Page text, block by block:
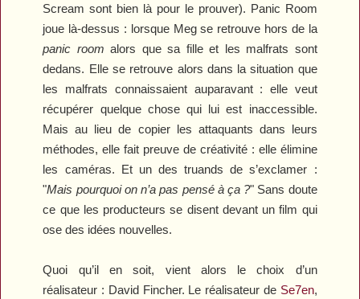
Scream sont bien là pour le prouver). Panic Room
joue là-dessus : lorsque Meg se retrouve hors de la
panic roomalors que sa fille et les malfrats sont
dedans. Elle se retrouve alors dans la situation que
les malfrats connaissaient auparavant : elle veut
récupérer quelque chose qui lui est inaccessible.
Mais au lieu de copier les attaquants dans leurs
méthodes, elle fait preuve de créativité : elle élimine
les caméras. Et un des truands de s’exclamer :
"Mais pourquoi on n’a pas pensé à ça ?" Sans doute
ce que les producteurs se disent devant un film qui
ose des idées nouvelles.
Quoi qu’il en soit, vient alors le choix d’un
réalisateur : David Fincher. Le réalisateur de Se7en,